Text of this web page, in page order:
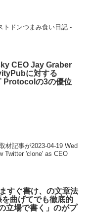
トドンつまみ食い日記 -
CEO Jay Graber
に対する
Protocolの3の優位
材記事が2023-04-19 Wed
Twitter 'clone' as CEO
すぐ書け、の文章法
を曲げてでも徹底的
立場で書く」のがプ